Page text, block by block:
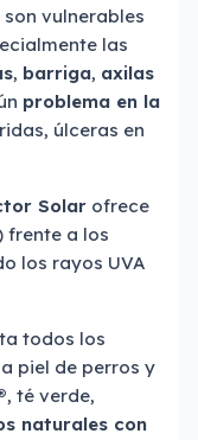
son vulnerables
las
, barriga, axilas
problema en la
úlceras en
Solar ofrece
frente a los
los rayos UVA
todos los
piel de perros y
, té verde,
naturales con